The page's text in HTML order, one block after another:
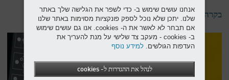
בקרה פשוטה וידידותיים
אנחנו עושים שימוש ב- כדי לשפר את הגלישה שלך באתר
שלנו. יתכן שלא נוכל לספק פונקציות מסוימות באתר שלנו
אם תבחר לא לאשר את ה- cookies. אנו גם עושים שימוש
ב- cookies - מעקב צד שלישי על מנת להעריך את
העדפות הגולשים.למידע נוסף
לנהל את ההגדרות ל- cookies